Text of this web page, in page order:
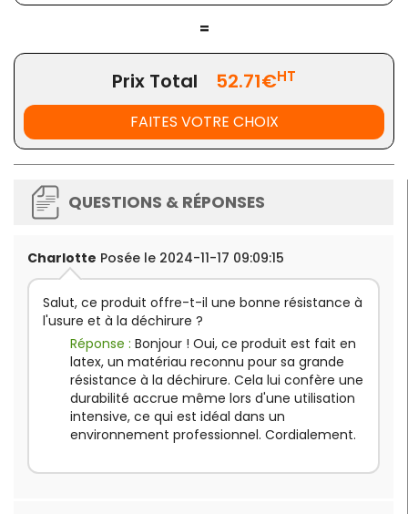
=
Prix Total 52.71€HT
FAITES VOTRE CHOIX
QUESTIONS & RÉPONSES
Charlotte Posée le 2024-11-17 09:09:15
Salut, ce produit offre-t-il une bonne résistance à
l'usure et à la déchirure ?
Réponse : Bonjour ! Oui, ce produit est fait en
latex, un matériau reconnu pour sa grande
résistance à la déchirure. Cela lui confère une
durabilité accrue même lors d'une utilisation
intensive, ce qui est idéal dans un
environnement professionnel. Cordialement.